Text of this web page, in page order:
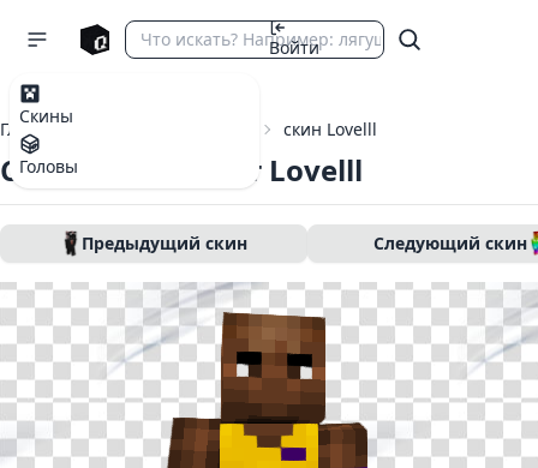
Скины
Головы
Войти
Главная скин Lovelll
Скин Майнкрафт Lovelll
Предыдущий скин Следующий скин